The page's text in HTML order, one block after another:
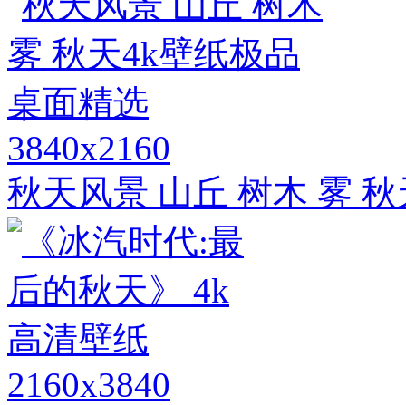
3840x2160
秋天风景 山丘 树木 雾
2160x3840